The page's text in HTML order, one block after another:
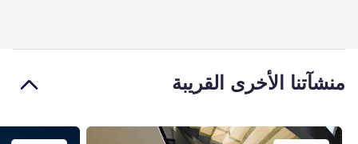
منشآتنا الأخرى القريبة